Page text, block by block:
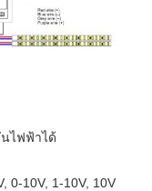
นไฟฟ้าได้
0-10V, 1-10V, 10V